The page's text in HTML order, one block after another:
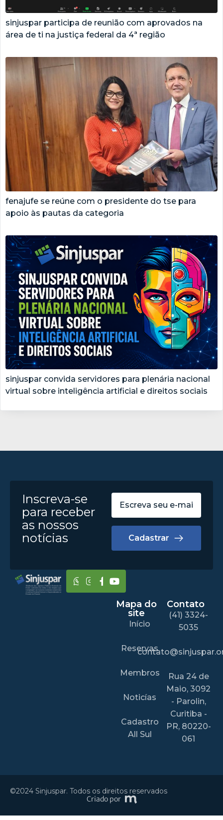
sinjuspar participa de reunião com aprovados na
área de ti na justiça federal da 4ª região
fenajufe se reúne com o presidente do tse para
apoio às pautas da categoria
sinjuspar convida servidores para plenária nacional
virtual sobre inteligência artificial e direitos sociais
Inscreva-se
para receber
as nossos
notícias
Cadastrar
Mapa do
site
Início
Reservas
Membros
Noticías
Cadastro
All Sul
Contato
(41) 3324-
5035
Rua 24 de
Maio, 3092
- Parolin,
Curitiba -
PR, 80220-
061
©2024 Sinjuspar. Todos os direitos reservados
Criado por